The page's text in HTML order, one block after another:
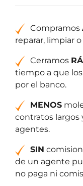
Compramos
reparar, limpiar
Cerramos
tiempo a que
por el banco.
MENOS
contratos largos
agentes.
SIN
de un agente
no paga ni